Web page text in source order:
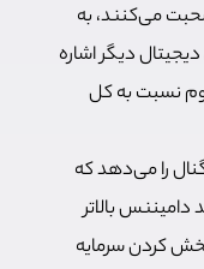
می‌کنند، به
دیجیتال دیگر اشاره
نسبت به کل
را می‌دهد که
دامیننس بالاتر
کردن سرمایه